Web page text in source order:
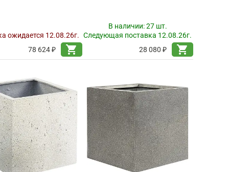
ожидается 12.08.26г.
78 624 ₽
shopping_cart
В наличии:27 шт.
Следующая поставка 12.08.26г.
28 080 ₽
shopping_cart